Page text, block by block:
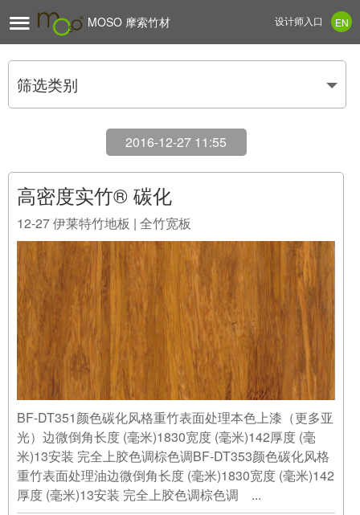
 MOSO 摩索竹材 EN
设计师入口
筛选类别
2016-12-27 11:55
高密度实竹® 碳化
12-27伊莱特竹地板 | 全竹宽板
BF-DT351颜色碳化风格重竹表面处理本色上漆（更多亚
光）边微倒角长度 (毫米)1830宽度 (毫米)142厚度 (毫
米)13安装 完全上胶色调棕色调BF-DT353颜色碳化风格
重竹表面处理油边微倒角长度 (毫米)1830宽度 (毫米)142
厚度 (毫米)13安装 完全上胶色调棕色调 ...